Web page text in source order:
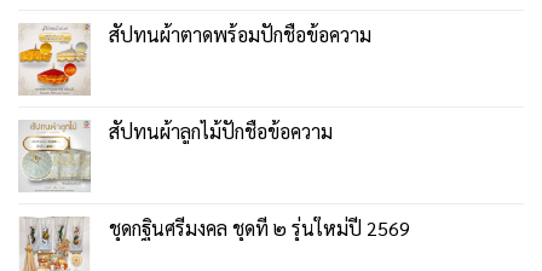
สัปทนผ้าตาดพร้อมปักชื่อข้อความ
สัปทนผ้าลูกไม้ปักชื่อข้อความ
ชุดกฐินศรีมงคล ชุดที่ ๒ รุ่นใหม่ปี 2569